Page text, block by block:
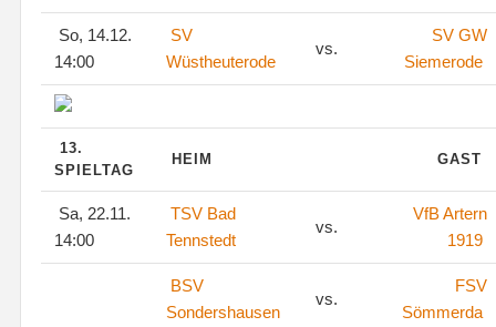
So, 14.12.
14:00
SV
Wüstheuterode
vs.
SV GW
Siemerode
13.
SPIELTAG
HEIM GAST
Sa, 22.11.
14:00
TSV Bad
Tennstedt
vs.
VfB Artern
1919
BSV
Sondershausen
vs.
FSV
Sömmerda